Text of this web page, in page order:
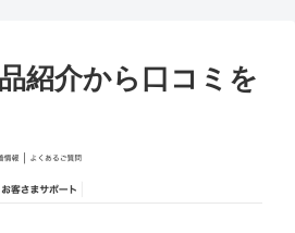
紹介から口コミを